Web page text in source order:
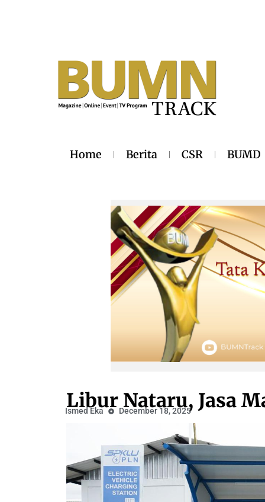
Home Berita CSR BUMD
Libur Nataru, Jasa
Ismed Eka December 18, 2025